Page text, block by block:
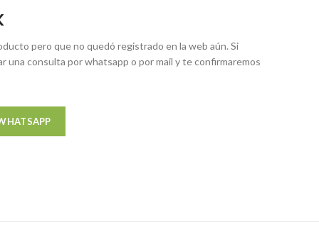
pero que no quedó registrado en la web aún. Si
una consulta por whatsapp o por mail y te confirmaremos